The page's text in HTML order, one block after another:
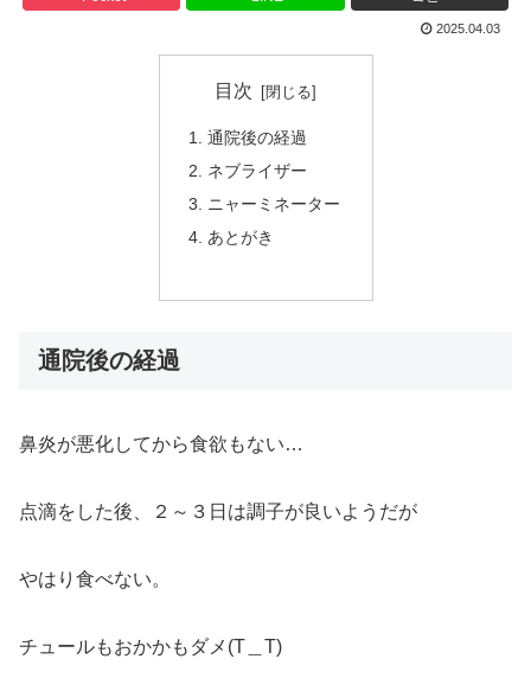
2025.04.03
目次
通院後の経過
ネブライザー
ニャーミネーター
あとがき
通院後の経過
鼻炎が悪化してから食欲もない…
点滴をした後、２～３日は調子が良いようだが
やはり食べない。
チュールもおかかもダメ(T＿T)